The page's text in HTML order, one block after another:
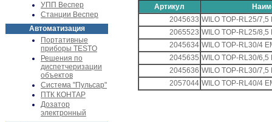
УПП Веспер
Станции Веспер
Автоматизация
Портативные
приборы TESTO
Решения по
диспетчеризации
объектов
Система "Пульсар"
ПТК КОНТАР
Дозатор
электронный
Артикул
2045633 WILO TOP-RL25/7,5
2065523 WILO TOP-RL25/8,5
2045634 WILO TOP-RL30/4
2045635 WILO TOP-RL30/6,5
2045636 WILO TOP-RL30/7,5
2057044 WILO TOP-RL40/4